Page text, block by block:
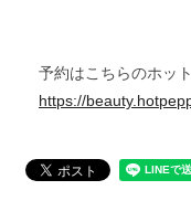
予約はこちらのホッ
https://